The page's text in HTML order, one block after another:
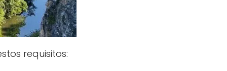
requisitos: